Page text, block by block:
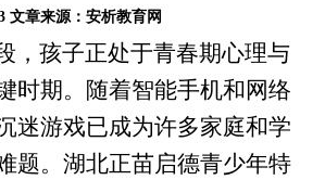
文章来源：安析教育网
，孩子正处于青春期心理与
时期。随着智能手机和网络
迷游戏已成为许多家庭和学
题。湖北正苗启德青少年特